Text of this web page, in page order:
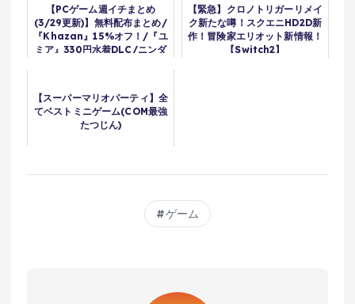
【PCゲーム週イチまとめ
(3/29更新)】無料配布まとめ/
『Khazan』15%オフ！/『ユ
ミア』330円水着DLC/ニンダ
【緊急】クロノトリガーリメイ
ク新たな噂！スクエニHD2D新
作！冒険家エリオット新情報！
【Switch2】
【スーパーマリオパーティ】全
てベストミニゲーム(COM最強
たつじん)
ゲーム